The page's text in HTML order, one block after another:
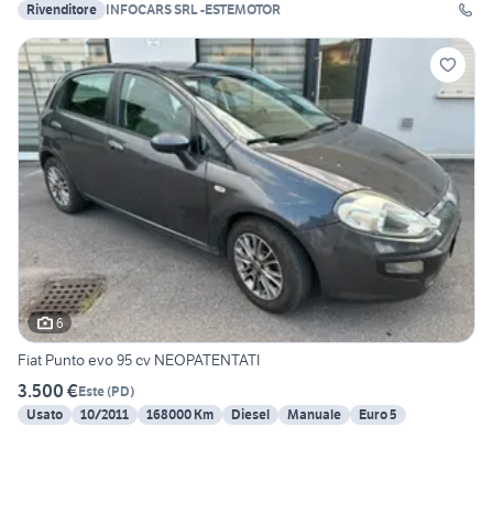
Rivenditore INFOCARS SRL -ESTEMOTOR
6
Fiat Punto evo 95 cv NEOPATENTATI
3.500 €Este(PD)
Usato
10/2011 168000 Km Diesel Manuale Euro 5